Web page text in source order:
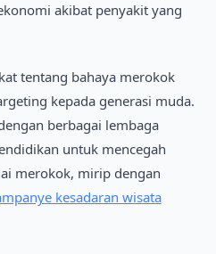
akibat penyakit yang
tentang bahaya merokok
kepada generasi muda.
berbagai lembaga
untuk mencegah
merokok, mirip dengan
kesadaran wisata